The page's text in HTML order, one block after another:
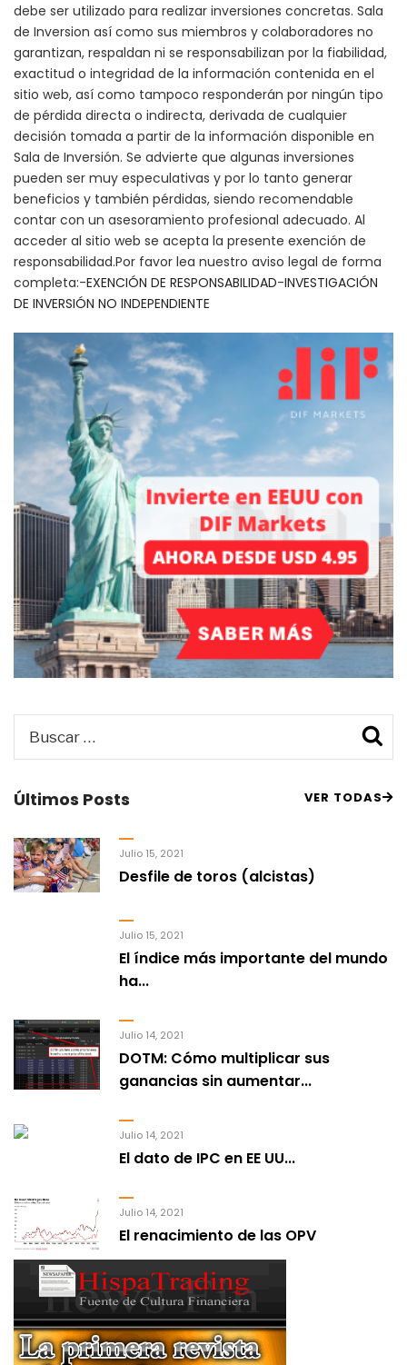
debe ser utilizado para realizar inversiones concretas. Sala
de Inversion así como sus miembros y colaboradores no
garantizan, respaldan ni se responsabilizan por la fiabilidad,
exactitud o integridad de la información contenida en el
sitio web, así como tampoco responderán por ningún tipo
de pérdida directa o indirecta, derivada de cualquier
decisión tomada a partir de la información disponible en
Sala de Inversión. Se advierte que algunas inversiones
pueden ser muy especulativas y por lo tanto generar
beneficios y también pérdidas, siendo recomendable
contar con un asesoramiento profesional adecuado. Al
acceder al sitio web se acepta la presente exención de
responsabilidad.Por favor lea nuestro aviso legal de forma
completa:-EXENCIÓN DE RESPONSABILIDAD-INVESTIGACIÓN
DE INVERSIÓN NO INDEPENDIENTE
por:
Últimos Posts VER TODAS
Julio 15, 2021
Desfile de toros (alcistas)
Julio 15, 2021
El índice más importante del mundo
ha...
Julio 14, 2021
DOTM: Cómo multiplicar sus
ganancias sin aumentar...
Julio 14, 2021
El dato de IPC en EE UU...
Julio 14, 2021
El renacimiento de las OPV